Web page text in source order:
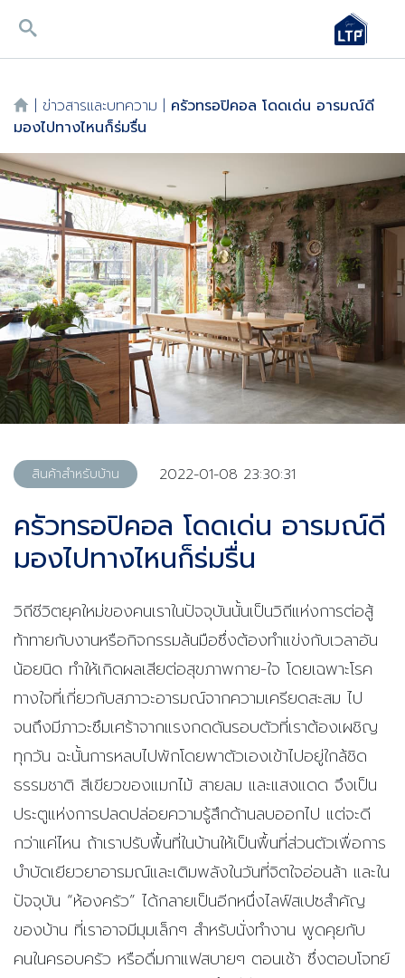
| ข่าวสารและบทความ | ครัวทรอปิคอล โดดเด่น อารมณ์ดี
มองไปทางไหนก็ร่มรื่น
สินค้าสำหรับบ้าน 2022-01-08 23:30:31
ครัวทรอปิคอล โดดเด่น อารมณ์ดี
มองไปทางไหนก็ร่มรื่น
วิถีชีวิตยุคใหม่ของคนเราในปัจจุบันนั้นเป็นวิถีแห่งการต่อสู้
ท้าทายกับงานหรือกิจกรรมล้นมือซึ่งต้องทำแข่งกับเวลาอัน
น้อยนิด ทำให้เกิดผลเสียต่อสุขภาพกาย-ใจ โดยเฉพาะโรค
ทางใจที่เกี่ยวกับสภาวะอารมณ์จากความเครียดสะสม ไป
จนถึงมีภาวะซึมเศร้าจากแรงกดดันรอบตัวที่เราต้องเผชิญ
ทุกวัน ฉะนั้นการหลบไปพักโดยพาตัวเองเข้าไปอยู่ใกล้ชิด
ธรรมชาติ สีเขียวของแมกไม้ สายลม และแสงแดด จึงเป็น
ประตูแห่งการปลดปล่อยความรู้สึกด้านลบออกไป แต่จะดี
กว่าแค่ไหน ถ้าเราปรับพื้นที่ในบ้านให้เป็นพื้นที่ส่วนตัวเพื่อการ
บำบัดเยียวยาอารมณ์และเติมพลังในวันที่จิตใจอ่อนล้า และใน
ปัจจุบัน “ห้องครัว” ได้กลายเป็นอีกหนึ่งไลฟ์สเปซสำคัญ
ของบ้าน ที่เราอาจมีมุมเล็กๆ สำหรับนั่งทำงาน พูดคุยกับ
คนในครอบครัว หรือดื่มกาแฟสบายๆ ตอนเช้า ซึ่งตอบโจทย์